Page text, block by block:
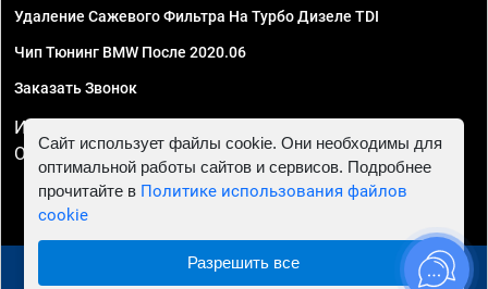
Удаление Сажевого Фильтра На Турбо Дизеле TDI
Чип Тюнинг BMW После 2020.06
Заказать Звонок
ИП Смирнов Георгий Павлович. ИНН 781302555843,
ОГРНИП 324470400032610
© 2010 - 2026 Чип тюнинг в Краснодаре - Автосервис
Сайт использует файлы cookie. Они необходимы для
оптимальной работы сайтов и сервисов. Подробнее
прочитайте в Политике использования файлов
cookie
Разрешить все